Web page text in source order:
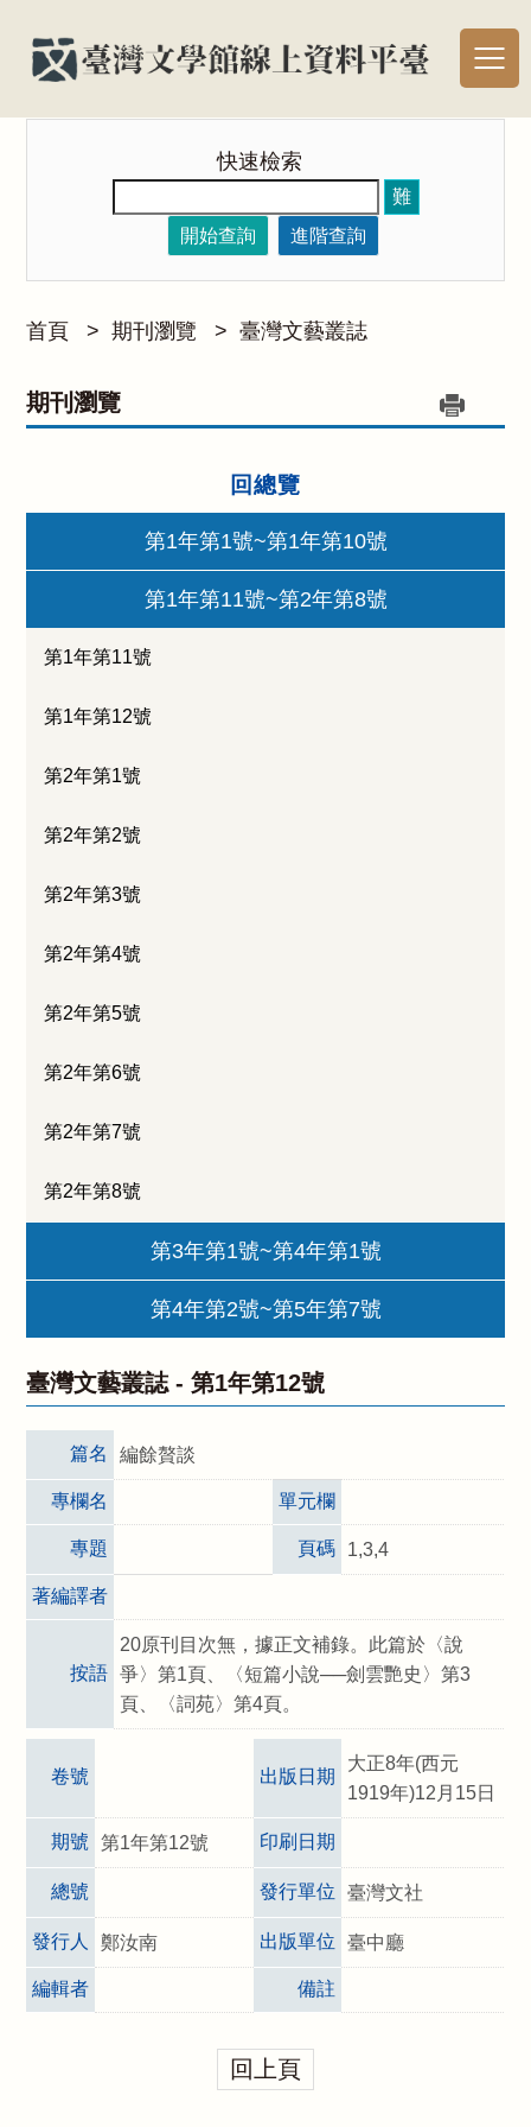
快速檢索
難
開始查詢
進階查詢
首頁 > 期刊瀏覽 > 臺灣文藝叢誌
期刊瀏覽
回總覽
第1年第1號~第1年第10號
第1年第11號~第2年第8號
第1年第11號
第1年第12號
第2年第1號
第2年第2號
第2年第3號
第2年第4號
第2年第5號
第2年第6號
第2年第7號
第2年第8號
第3年第1號~第4年第1號
第4年第2號~第5年第7號
臺灣文藝叢誌 -第1年第12號
篇名 編餘贅談
專欄名 單元欄
專題 頁碼 1,3,4
著編譯者
按語
20原刊目次無，據正文補錄。此篇於〈說
爭〉第1頁、〈短篇小說──劍雲艷史〉第3
頁、〈詞苑〉第4頁。
卷號 出版日期
大正8年(西元
1919年)12月15日
期號 第1年第12號 印刷日期
總號 發行單位 臺灣文社
發行人 鄭汝南 出版單位 臺中廳
編輯者 備註
回上頁